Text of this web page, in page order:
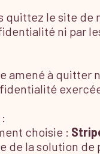
quittez le site de
ni par
amené à quitter
choisie :
de la solution de